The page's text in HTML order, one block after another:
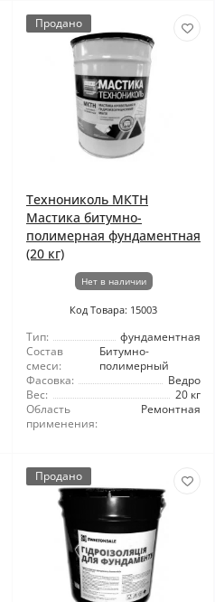
Продано
Технониколь МКТН
Мастика битумно-
полимерная фундаментная
(20 кг)
Нет в наличии
Код Товара: 15003
Тип:
фундаментная
Состав
смеси:
Битумно-
полимерный
Фасовка:
Ведро
Вес:
20 кг
Область
применения:
Ремонтная
Продано